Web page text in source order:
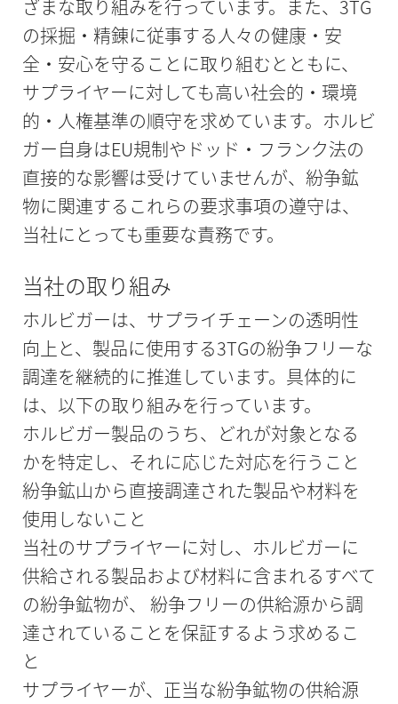
ざまな取り組みを行っています。また、3TG
の採掘・精錬に従事する人々の健康・安
全・安心を守ることに取り組むとともに、
サプライヤーに対しても高い社会的・環境
的・人権基準の順守を求めています。ホルビ
ガー自身はEU規制やドッド・フランク法の
直接的な影響は受けていませんが、紛争鉱
物に関連するこれらの要求事項の遵守は、
当社にとっても重要な責務です。
当社の取り組み
ホルビガーは、サプライチェーンの透明性
向上と、製品に使用する3TGの紛争フリーな
調達を継続的に推進しています。具体的に
は、以下の取り組みを行っています。
ホルビガー製品のうち、どれが対象となる
かを特定し、それに応じた対応を行うこと
紛争鉱山から直接調達された製品や材料を
使用しないこと
当社のサプライヤーに対し、ホルビガーに
供給される製品および材料に含まれるすべて
の紛争鉱物が、 紛争フリーの供給源から調
達されていることを保証するよう求めるこ
と
サプライヤーが、正当な紛争鉱物の供給源